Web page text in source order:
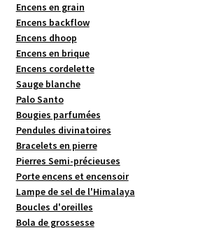
Encens en grain
Encens backflow
Encens dhoop
Encens en brique
Encens cordelette
Sauge blanche
Palo Santo
Bougies parfumées
Pendules divinatoires
Bracelets en pierre
Pierres Semi-précieuses
Porte encens et encensoir
Lampe de sel de l'Himalaya
Boucles d'oreilles
Bola de grossesse